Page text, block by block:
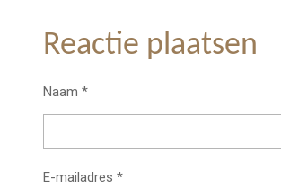
e
n
r
Reactie plaatsen
Naam *
E-mailadres *